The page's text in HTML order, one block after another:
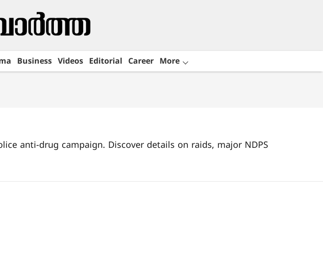
Business Videos Editorial Career More
anti-drug campaign. Discover details on raids, major NDPS